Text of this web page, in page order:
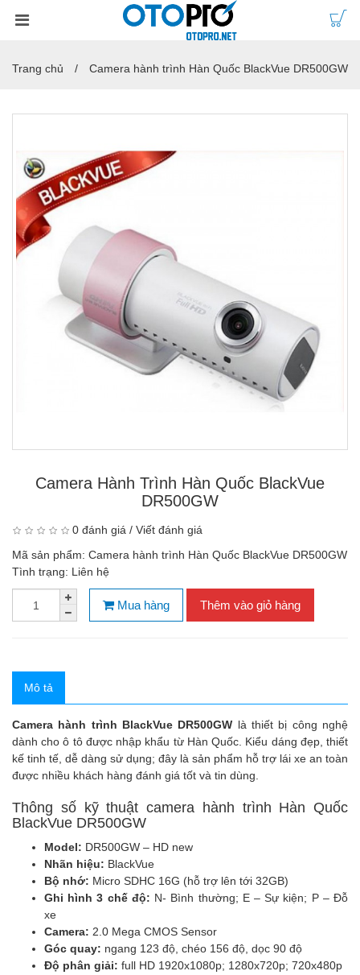
Trang chủ Camera hành trình Hàn Quốc BlackVue DR500GW
Camera Hành Trình Hàn Quốc BlackVue
DR500GW
0 đánh giá / Viết đánh giá
Mã sản phẩm: Camera hành trình Hàn Quốc BlackVue DR500GW
Tình trạng: Liên hệ
Mua hàng Thêm vào giỏ hàng
Mô tả
Camera hành trình BlackVue DR500GW là thiết bị công nghệ
dành cho ô tô được nhập khẩu từ Hàn Quốc. Kiểu dáng đẹp, thiết
kế tinh tế, dễ dàng sử dụng; đây là sản phẩm hỗ trợ lái xe an toàn
được nhiều khách hàng đánh giá tốt và tin dùng.
Thông số kỹ thuật camera hành trình Hàn Quốc
BlackVue DR500GW
Model: DR500GW – HD new
Nhãn hiệu: BlackVue
Bộ nhớ: Micro SDHC 16G (hỗ trợ lên tới 32GB)
Ghi hình 3 chế độ: N- Bình thường; E – Sự kiện; P – Đỗ
xe
Camera: 2.0 Mega CMOS Sensor
Góc quay: ngang 123 độ, chéo 156 độ, dọc 90 độ
Độ phân giải: full HD 1920x1080p; 1280x720p; 720x480p